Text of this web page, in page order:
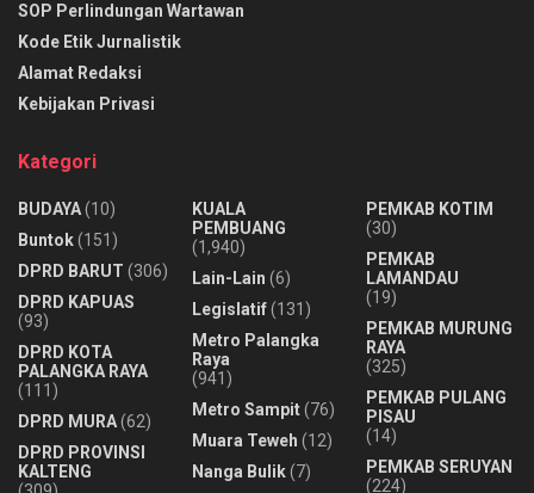
SOP Perlindungan Wartawan
Kode Etik Jurnalistik
Alamat Redaksi
Kebijakan Privasi
Kategori
BUDAYA(10)
Buntok(151)
DPRD BARUT (306)
DPRD KAPUAS
(93)
DPRD KOTA
PALANGKA RAYA
(111)
DPRD MURA(62)
DPRD PROVINSI
KALTENG
KUALA
PEMBUANG
(1,940)
Lain-Lain (6)
Legislatif(131)
Metro Palangka
Raya
(941)
Metro Sampit(76)
Muara Teweh (12)
Nanga Bulik(7)
PEMKAB KOTIM
(30)
PEMKAB
LAMANDAU
(19)
PEMKAB MURUNG
RAYA
(325)
PEMKAB PULANG
PISAU
(14)
PEMKAB SERUYAN
(224)